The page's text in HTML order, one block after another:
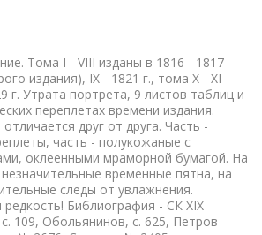
Тома I - VIII изданы в 1816 - 1817
издания), IХ - 1821 г., тома X - XI -
г. Утрата портрета, 9 листов таблиц и
переплетах времени издания.
друг от друга. Часть -
часть - полукожаные с
оклеенными мраморной бумагой. На
временные пятна, на
следы от увлажнения.
редкость! Библиография - СК XIX
109, Обольянинов, с. 625, Петров